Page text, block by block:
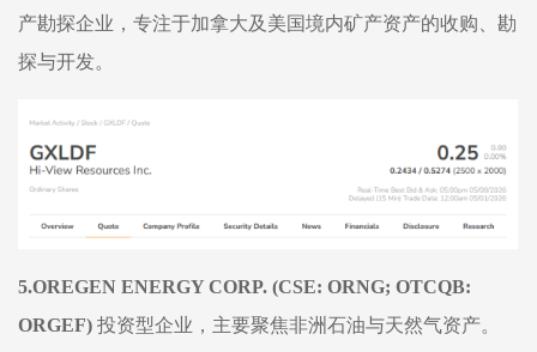
产勘探企业，专注于加拿大及美国境内矿产资产的收购、勘
探与开发。
5.OREGEN ENERGY CORP. (CSE: ORNG; OTCQB:
ORGEF) 投资型企业，主要聚焦非洲石油与天然气资产。